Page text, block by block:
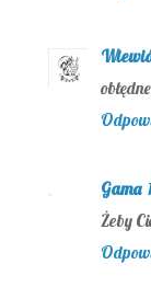
Gama
Żeby